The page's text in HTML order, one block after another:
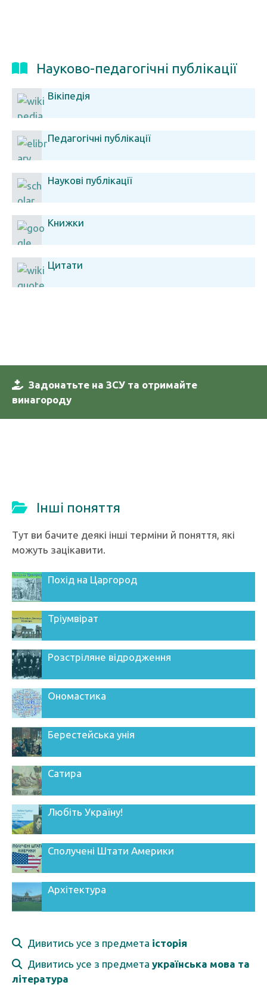
Науково-педагогічні публікації
Вікіпедія
Педагогічні публікації
Наукові публікації
Книжки
Цитати
Задонатьте на ЗСУ та отримайте
винагороду
Інші поняття
Тут ви бачите деякі інші терміни й поняття, які
можуть зацікавити.
Похід на Царгород
Тріумвірат
Розстріляне відродження
Ономастика
Берестейська унія
Сатира
Любіть Україну!
Сполучені Штати Америки
Архітектура
Дивитись усе з предмета історія
Дивитись усе з предмета українська мова та
література